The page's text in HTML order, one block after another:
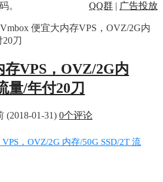
。
QQ群 | 广告投放
Vmbox 便宜大内存VPS，OVZ/2G内
刀
存VPS，OVZ/2G内
量/年付20刀
(2018-01-31) 0个评论